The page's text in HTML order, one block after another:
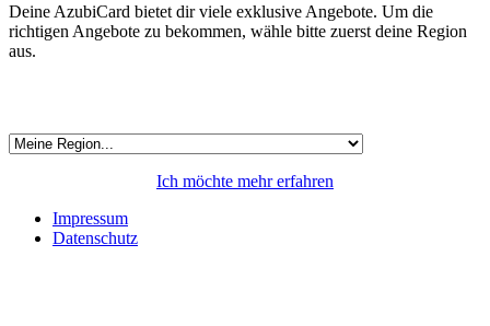
Deine AzubiCard bietet dir viele exklusive Angebote. Um die
richtigen Angebote zu bekommen, wähle bitte zuerst deine Region
aus.
Ich möchte mehr erfahren
Impressum
Datenschutz